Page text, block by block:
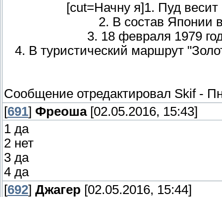
[cut=Начну я]1. Пуд
2. В состав Японии
3. 18 февраля 1979
4. В туристический маршрут
Сообщение отредактировал Skif-
[691] Фреоша[02.05.2016, 15:43]
1 да
2 нет
3 да
4 да
[692] Джагер [02.05.2016, 15:44]